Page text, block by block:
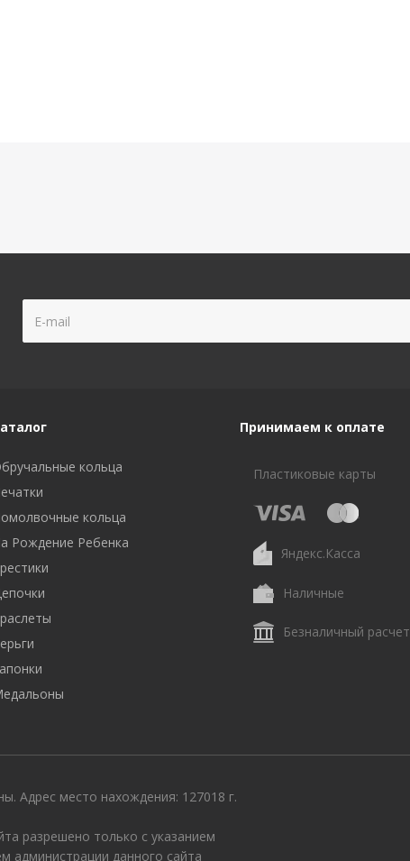
кольца
кольца
Рождение Ребенка
Принимаем к оплате
Пластиковые карты
Яндекс.Касса
Наличные
Безналичный расчет
Адрес место нахождения: 127018 г.
разрешено только с указанием
администрации данного сайта